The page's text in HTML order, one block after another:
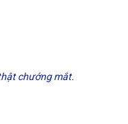
chướng mắt.